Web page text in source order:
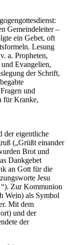
Gemeindeleiter –
ein Gebet, oft
Lesung
a. Propheten,
Evangelien,
der Schrift,
und
für Kranke,
der eigentliche
(„Grüßt einander
Brot und
Dankgebet
an Gott für die
Jesu
Zur Kommunion
Wein) als Symbol
Mit dem
und der
der